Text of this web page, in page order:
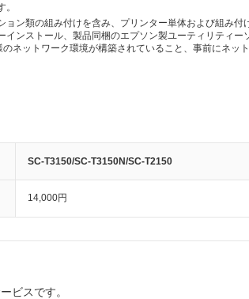
ン類の組み付けを含み、プリンター単体および組み
ンストール、製品同梱のエプソン製ユーティリティ
ネットワーク環境が構築されていること、事前にネッ
SC-T3150/SC-T3150N/SC-T2150
14,000円
ビスです。